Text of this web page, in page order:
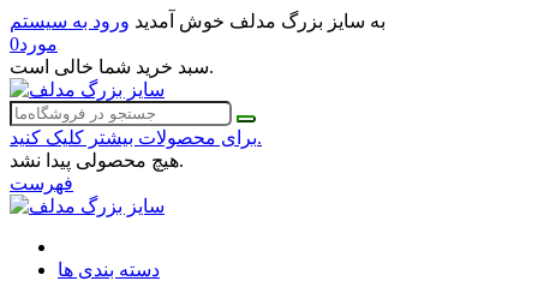
به سایز بزرگ مدلف خوش آمدید ورود به سیستم
0مورد
سبد خرید شما خالی است.
برای محصولات بیشتر کلیک کنید.
هیچ محصولی پیدا نشد.
فهرست
دسته بندی ها